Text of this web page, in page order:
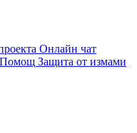
Онлайн чат
Помощ Защита от измами